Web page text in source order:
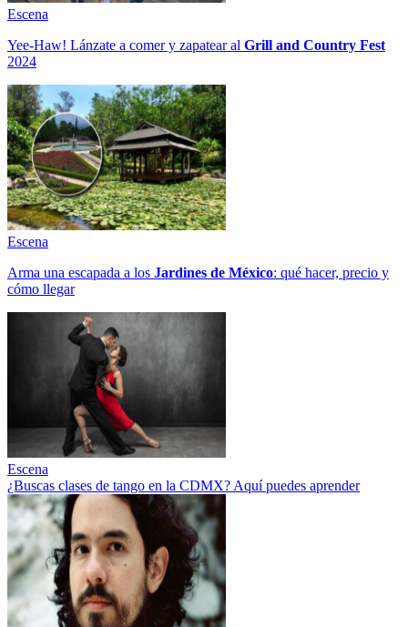
Escena
Yee-Haw! Lánzate a comer y zapatear al Grill and Country Fest
2024
Escena
Arma una escapada a los Jardines de México: qué hacer, precio y
cómo llegar
Escena
¿Buscas clases de tango en la CDMX? Aquí puedes aprender